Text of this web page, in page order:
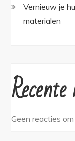
Vernieuw je
materialen
Geen reacties